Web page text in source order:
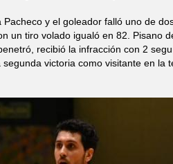
y el goleador falló uno de
un tiro volado igualó en 82. Pisano
recibió la infracción con 2
victoria como visitante en la